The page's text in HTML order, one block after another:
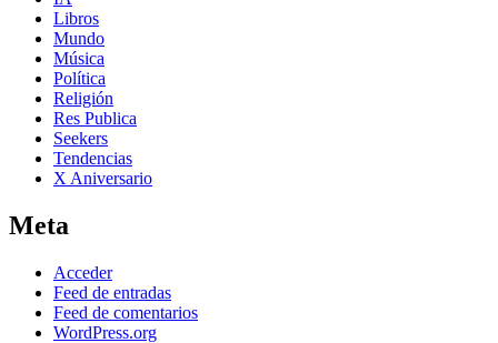
Libros
Mundo
Música
Política
Religión
Res Publica
Seekers
Tendencias
X Aniversario
Meta
Acceder
Feed de entradas
Feed de comentarios
WordPress.org